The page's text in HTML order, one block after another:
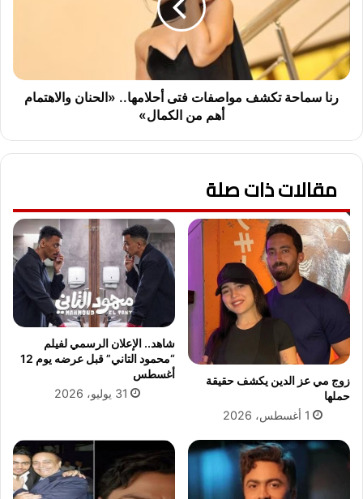
م
ا
ن
ض
م
د
ي
ب
ف
ي
“
ا
ل
ح
ك
ا
ي
م
ا
ح
ة
ت
ف
ا
ت
ف
ت
ى
أ
ح
ل
م
ه
.
«
رنا سماحة تكشف مواصفات فتى أحلامها.. «الحنان والاهتمام
أهم من الكمال»
مقالات ذات صلة
زوج مي عز الدين يكشف حقيقة
حملها
1 أغسطس، 2026
شاهد.. الإعلان الرسمي لفيلم
“محمود التاني” قبل عرضه يوم 12
أغسطس
31 يوليو، 2026